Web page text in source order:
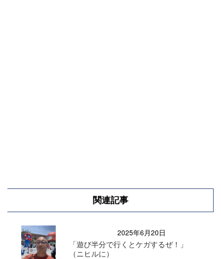
関連記事
2025年6月20日
「遊び半分で行くとケガするぜ！」
（ニヒルに）